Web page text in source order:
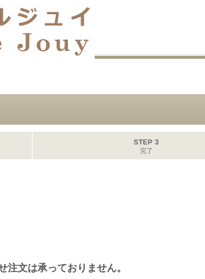
STEP 3
完了
注文は承っておりません。